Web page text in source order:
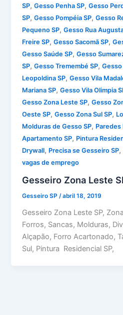
SP,Gesso Penha SP,Gesso
SP,Gesso Pompéia SP,Gesso
Pequeno SP,Gesso Rua
Freire SP,Gesso Sacomã SP,
Gesso Saúde SP,Gesso
SP,Gesso Tremembé SP,Gesso
Leopoldina SP,Gesso Vila
Mariana SP,Gesso Vila Olimpia
Gesso Zona Leste SP,Gesso
Oeste SP,Gesso Zona Sul SP,
Molduras de Gesso SP, Paredes
Apartamento SP, Pintura
Drywall, Precisa se Gesseiro SP,
vagas de emprego
Gesseiro Zona Leste
Gesseiro SP/abril 18, 2019
Gesseiro Zona Leste SP,
Forros, Sancas, Molduras,
Alçapão, Forro Acartonado,
Sul, Pintura Residencial SP,